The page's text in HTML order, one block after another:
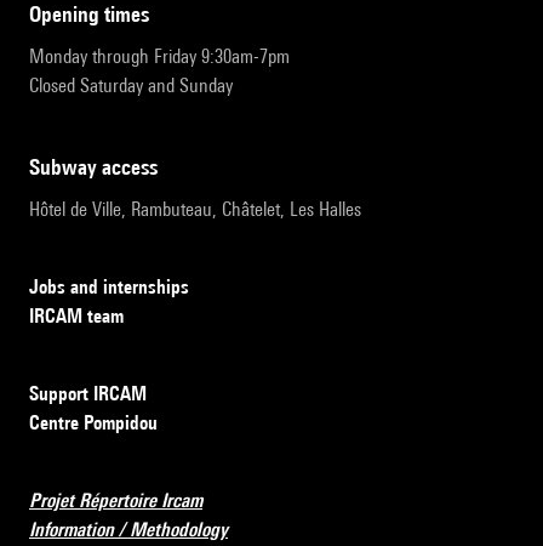
opening times
Monday through Friday 9:30am-7pm
Closed Saturday and Sunday
subway access
Hôtel de Ville, Rambuteau, Châtelet, Les Halles
Jobs and internships
IRCAM team
Support IRCAM
Centre Pompidou
Projet Répertoire Ircam
Information / Methodology